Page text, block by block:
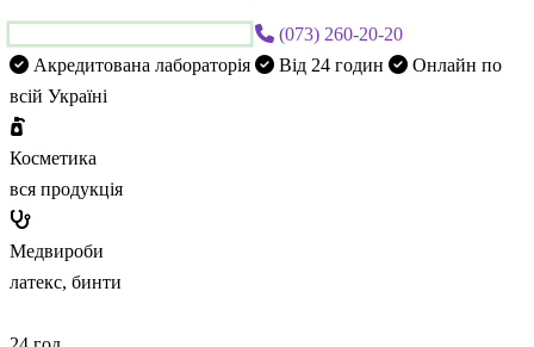
(073) 260-20-20
Акредитована лабораторія
Від 24 годин
Онлайн по
всій Україні
Косметика
вся продукція
Медвироби
латекс, бинти